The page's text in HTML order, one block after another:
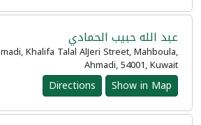
عبد الله حبيب الحمادي
Khalifa Talal AlJeri Street, Mahboula,
Ahmadi, 54001, Kuwait
Show in Map
Directions